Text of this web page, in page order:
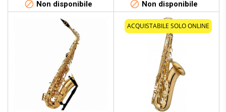
 Non disponibile  Non disponibile
ACQUISTABILE SOLO ONLINE